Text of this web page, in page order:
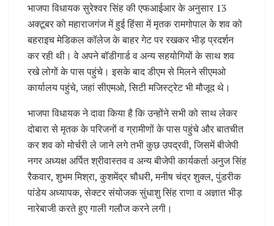
भाजपा विधायक सुरेश्वर सिंह की एफआईआर के अनुसार 13
अक्टूबर को महाराजगंज में हुई हिंसा में मृतक रामगोपाल के शव को
बहराइच मेडिकल कॉलेज के बाहर गेट पर रखकर भीड़ प्रदर्शन
कर रही थी। वे अपने बॉडीगार्ड व अन्य सहयोगियों के साथ शव
रखे लोगों के पास पहुंचे। इसके बाद डीएम से मिलने सीएमओ
कार्यालय पहुंचे, जहां सीएमओ, सिटी मजिस्ट्रेट भी मौजूद थे।
भाजपा विधायक ने दावा किया है कि उन्होंने सभी को साथ लेकर
दोबारा से मृतक के परिजनों व ग्रामीणों के पास पहुंचे और बातचीत
कर शव को मोर्चरी ले जाने लगे तभी कुछ उपद्रवी, जिसमें बीजेपी
नगर अध्यक्ष अर्पित श्रीवास्तव व अन्य बीजेपी कार्यकर्ता अनुज सिंह
रैकवार, शुभम मिश्रा, कुशमेंद्र चौधरी, मनीष चंद्र शुक्ल, पुंडरीक
पांडेय अध्यापक, सेक्टर संयोजक सुंधाशु सिंह राणा व अज्ञात भीड़
नारेबाजी करते हुए गाली गलौज करने लगी।